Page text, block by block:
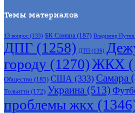
Темы материалов
13 вопрос (133) БК Самара (187) Владимир Путин
ДПГ (1258) ДТП (136)
городу (1270)ЖКХ
Общество (185) США (333) Самара
Тольятти (172) Украина (513)
проблемы жкх